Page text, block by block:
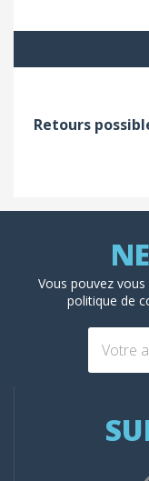
Retours
Vous pouvez
politique de